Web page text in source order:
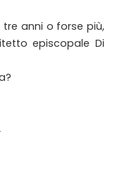
anni o forse più,
episcopale Di